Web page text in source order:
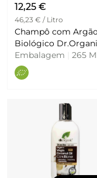
12,25 €
46,23 € / Litro
Champô com
Biológico
Embalagem
265